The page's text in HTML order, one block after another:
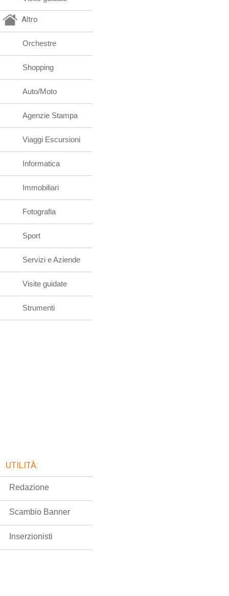
Altro
Orchestre
Shopping
Auto/Moto
Agenzie Stampa
Viaggi Escursioni
Informatica
Immobiliari
Fotografia
Sport
Servizi e Aziende
Visite guidate
Strumenti
UTILITÀ:
Redazione
Scambio Banner
Inserzionisti